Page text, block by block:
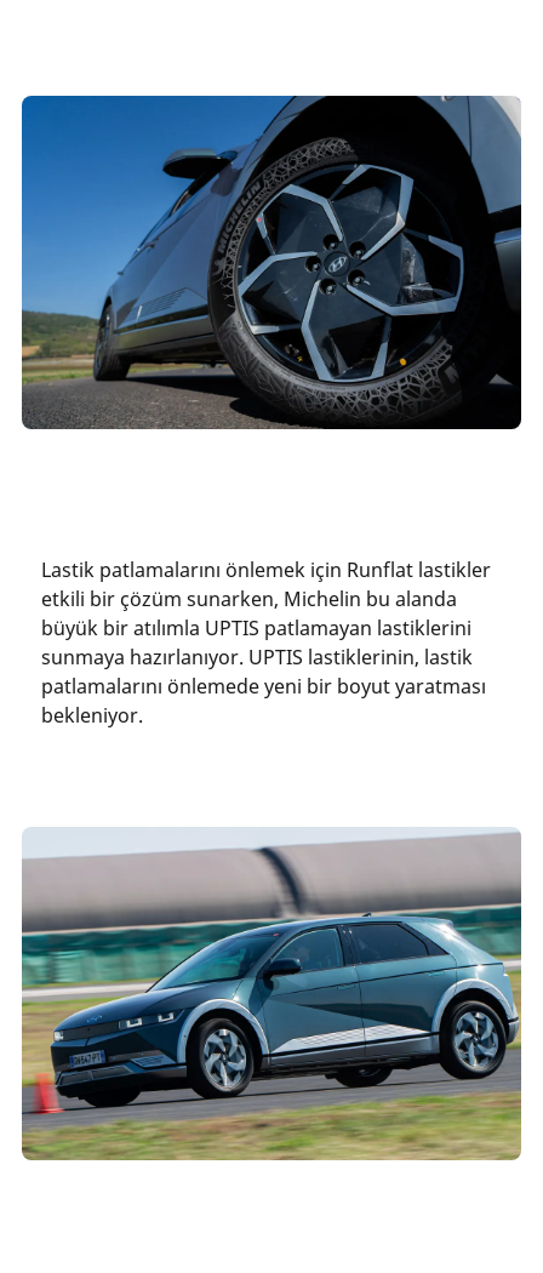
Lastik patlamalarını önlemek için Runflat lastikler
etkili bir çözüm sunarken, Michelin bu alanda
büyük bir atılımla UPTIS patlamayan lastiklerini
sunmaya hazırlanıyor. UPTIS lastiklerinin, lastik
patlamalarını önlemede yeni bir boyut yaratması
bekleniyor.